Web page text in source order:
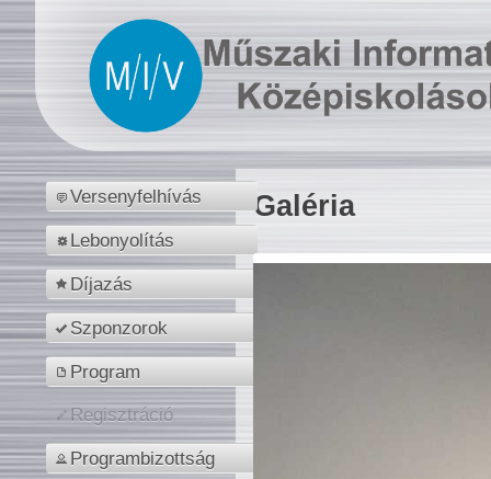
Versenyfelhívás
Lebonyolítás
Díjazás
Szponzorok
Program
Regisztráció
Programbizottság
Galéria